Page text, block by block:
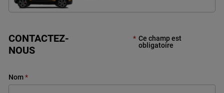
CONTACTEZ-
NOUS
Ce champ est
obligatoire
Nom